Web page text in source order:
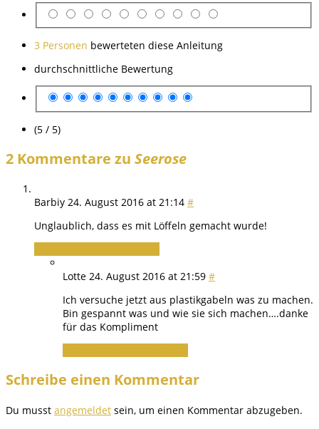
3 Personen bewerteten diese Anleitung
durchschnittliche Bewertung
(5 / 5)
2 Kommentare zu Seerose
Barbiy 24. August 2016 at 21:14 #
Unglaublich, dass es mit Löffeln gemacht wurde!
Lotte 24. August 2016 at 21:59 #
Ich versuche jetzt aus plastikgabeln was zu machen.
Bin gespannt was und wie sie sich machen….danke
für das Kompliment
Schreibe einen Kommentar
Du musst angemeldet sein, um einen Kommentar abzugeben.